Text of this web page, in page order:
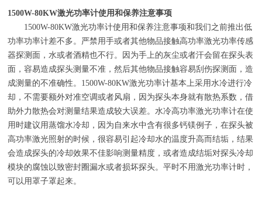
1500W-80KW激光功率计使用和保养注意事项
1500W-80KW激光功率计使用和保养注意事项和我们之前推出低
功率功率计差不多。严禁用手或者其他物品接触高功率激光功率传感
器探测面，水或者酒精也不行。因为手上的灰尘或者汗会留在探头表
面，容易造成探头测量不准，然后其他物品接触容易刮伤探测面，造
成测量的不准确性。 1500W-80KW激光功率计基本上采用水冷进行冷
却，不需要额外对准空调或者风扇，因为探头本身就有散热系数，借
助外力散热会对测量结果造成较大误差。水冷高功率激光功率计在使
用时建议用蒸馏水冷却，因为自来水中含有很多钙镁例子，在探头被
高功率激光照射的时候，很容易引起冷却水的温度升高而结垢，结果
会造成探头的冷却效果不佳影响测量精度，或者造成结垢对探头冷却
模块的腐蚀以致密封圈漏水或者损坏探头。平时不用激光功率计时，
可以用罩子罩起来。